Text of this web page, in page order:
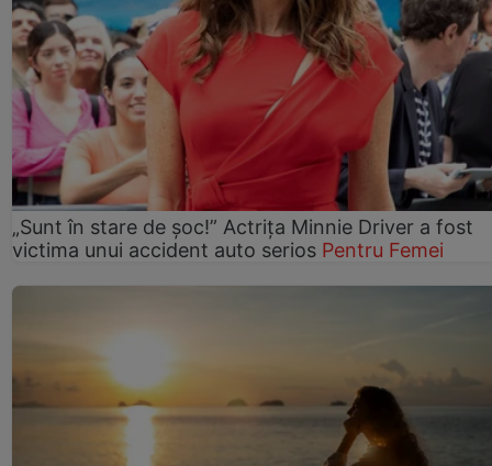
„Sunt în stare de șoc!” Actrița Minnie Driver a fost
victima unui accident auto serios Pentru Femei